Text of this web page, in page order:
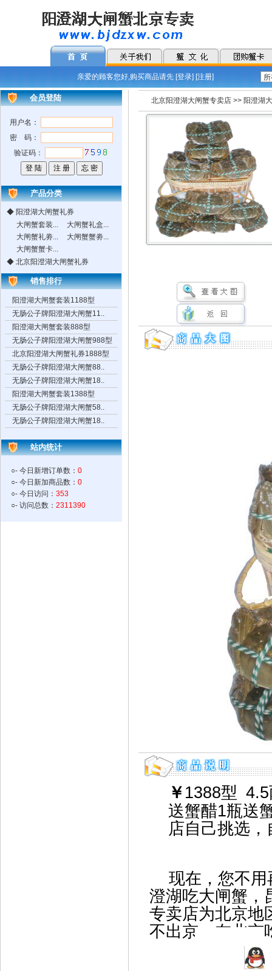
亲爱的顾客您好,购买商品请先 [登录] [注册]
会员登陆
用户名：
密 码：
验证码：
产品分类
◆ 阳澄湖大闸蟹礼券
大闸蟹套装...
大闸蟹礼盒...
大闸蟹礼劵...
大闸蟹蟹劵...
大闸蟹蟹卡...
◆ 北京阳澄湖大闸蟹礼券
销售排行
阳澄湖大闸蟹套装1188型
无肠公子牌阳澄湖大闸蟹11..
阳澄湖大闸蟹套装888型
无肠公子牌阳澄湖大闸蟹988型
北京阳澄湖大闸蟹礼券1888型
无肠公子牌阳澄湖大闸蟹88..
无肠公子牌阳澄湖大闸蟹18..
阳澄湖大闸蟹套装1388型
无肠公子牌阳澄湖大闸蟹58..
无肠公子牌阳澄湖大闸蟹18..
站内统计
○- 今日新增订单数： 0
○- 今日新加商品数： 0
○- 今日访问： 353
○- 访问总数： 2311390
北京阳澄湖大闸蟹专卖店 >> 阳澄湖
￥1388型 4.5
送蟹醋1瓶送
店自己挑选
现在，您不用
澄湖吃大闸蟹，
专卖店为北京地
不出京，在北京